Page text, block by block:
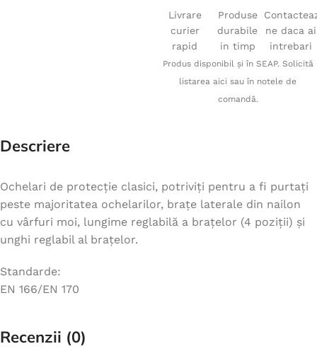
Livrare
curier
rapid
Produse
durabile
in timp
ne daca ai
intrebari
Produs disponibil și în SEAP. Solicită
listarea aici sau în notele de
comandă.
Descriere
Ochelari de protecție clasici, potriviți pentru a fi purtați
peste majoritatea ochelarilor, brațe laterale din nailon
cu vârfuri moi, lungime reglabilă a brațelor (4 poziții) și
unghi reglabil al brațelor.
Standarde:
EN 166/EN 170
Recenzii (0)